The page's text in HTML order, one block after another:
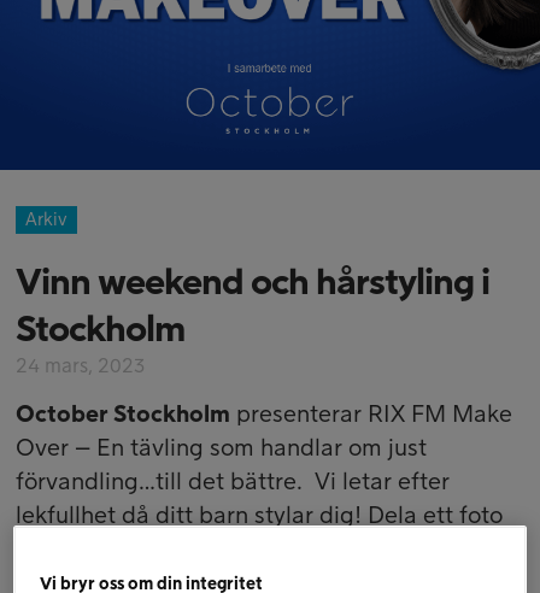
Arkiv
Vinn weekend och hårstyling i
Stockholm
24 mars, 2023
October Stockholm presenterar RIX FM Make
Over – En tävling som handlar om just
förvandling…till det bättre. Vi letar efter
lekfullhet då ditt barn stylar dig! Dela ett foto
stylingresultat.
Vi bryr oss om din integritet